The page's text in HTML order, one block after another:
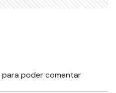
para poder comentar